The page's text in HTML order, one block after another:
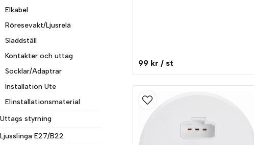
Elkabel
Röresevakt/Ljusrelä
Sladdställ
Kontakter och uttag
Socklar/Adaptrar
Installation Ute
Elinstallationsmaterial
Uttags styrning
Ljusslinga E27/B22
99 kr / st